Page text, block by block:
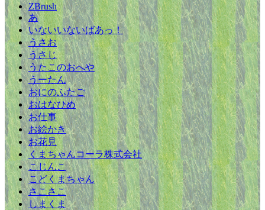
ZBrush
あ
いないいないばあっ！
うさお
うさじ
うたこのおへや
うーたん
おにのふたご
おはなひめ
お仕事
お絵かき
お花見
くまちゃんコーラ株式会社
こじんこ
こどくまちゃん
さこさこ
しまくま